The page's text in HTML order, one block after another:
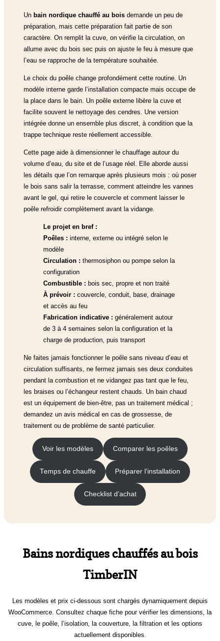
Un bain nordique chauffé au bois demande un peu de
préparation, mais cette préparation fait partie de son
caractère. On remplit la cuve, on vérifie la circulation, on
allume avec du bois sec puis on ajuste le feu à mesure que
l’eau se rapproche de la température souhaitée.
Le choix du poêle change profondément cette routine. Un
modèle interne garde l’installation compacte mais occupe de
la place dans le bain. Un poêle externe libère la cuve et
facilite souvent le nettoyage des cendres. Une version
intégrée donne un ensemble plus discret, à condition que la
trappe technique reste réellement accessible.
Cette page aide à dimensionner le chauffage autour du
volume d’eau, du site et de l’usage réel. Elle aborde aussi
les détails que l’on remarque après plusieurs mois : où poser
le bois sans salir la terrasse, comment atteindre les vannes
avant le gel, qui retire le couvercle et comment laisser le
poêle refroidir complètement avant la vidange.
Le projet en bref :
Poêles : interne, externe ou intégré selon le
modèle
Circulation : thermosiphon ou pompe selon la
configuration
Combustible : bois sec, propre et non traité
À prévoir : couvercle, conduit, base, drainage
et accès au feu
Fabrication indicative : généralement autour
de 3 à 4 semaines selon la configuration et la
charge de production, puis transport
Ne faites jamais fonctionner le poêle sans niveau d’eau et
circulation suffisants, ne fermez jamais ses deux conduites
pendant la combustion et ne vidangez pas tant que le feu,
les braises ou l’échangeur restent chauds. Un bain chaud
est un équipement de bien-être, pas un traitement médical ;
demandez un avis médical en cas de grossesse, de
traitement ou de problème de santé particulier.
Voir les modèles Comparer les poêles
Temps de chauffe Préparer l’installation
Checklist d’achat
Bains nordiques chauffés au bois
TimberIN
Les modèles et prix ci-dessous sont chargés dynamiquement depuis
WooCommerce. Consultez chaque fiche pour vérifier les dimensions, la
cuve, le poêle, l’isolation, la couverture, la filtration et les options
actuellement disponibles.